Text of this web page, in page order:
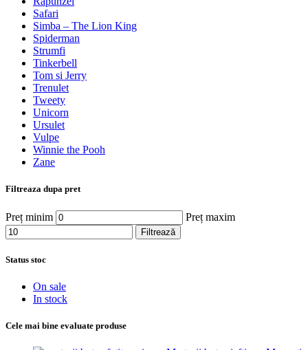
Safari
Simba – The Lion King
Spiderman
Strumfi
Tinkerbell
Tom si Jerry
Trenulet
Tweety
Unicorn
Ursulet
Vulpe
Winnie the Pooh
Zane
Filtreaza dupa pret
Preț minim Preț maxim
Filtrează
Status stoc
On sale
In stock
Cele mai bine evaluate produse